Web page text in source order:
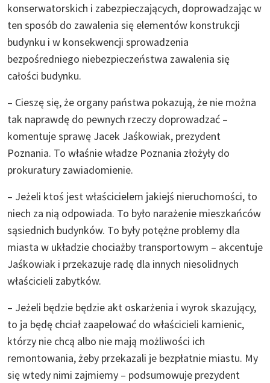
konserwatorskich i zabezpieczających, doprowadzając w
ten sposób do zawalenia się elementów konstrukcji
budynku i w konsekwencji sprowadzenia
bezpośredniego niebezpieczeństwa zawalenia się
całości budynku.
– Cieszę się, że organy państwa pokazują, że nie można
tak naprawdę do pewnych rzeczy doprowadzać –
komentuje sprawę Jacek Jaśkowiak, prezydent
Poznania. To właśnie władze Poznania złożyły do
prokuratury zawiadomienie.
– Jeżeli ktoś jest właścicielem jakiejś nieruchomości, to
niech za nią odpowiada. To było narażenie mieszkańców
sąsiednich budynków. To były potężne problemy dla
miasta w układzie chociażby transportowym – akcentuje
Jaśkowiak i przekazuje radę dla innych niesolidnych
właścicieli zabytków.
– Jeżeli będzie będzie akt oskarżenia i wyrok skazujący,
to ja będę chciał zaapelować do właścicieli kamienic,
którzy nie chcą albo nie mają możliwości ich
remontowania, żeby przekazali je bezpłatnie miastu. My
się wtedy nimi zajmiemy – podsumowuje prezydent